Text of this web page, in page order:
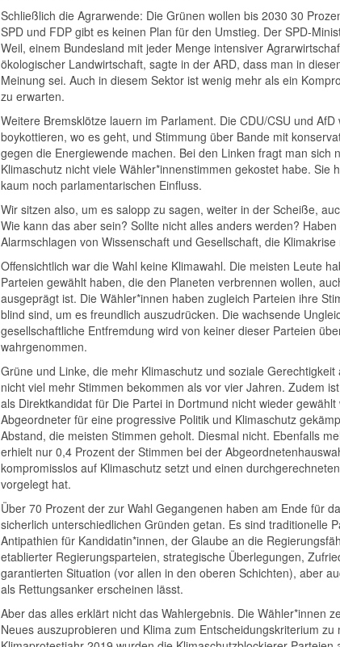
Schließlich die Agrarwende: Die Grünen wollen bis 2030 30
SPD und FDP gibt es keinen Plan für den Umstieg. Der SPD-
Weil, einem Bundesland mit jeder Menge intensiver
ökologischer Landwirtschaft, sagte in der ARD, dass man in
Meinung sei. Auch in diesem Sektor ist wenig mehr als ein
zu erwarten.
Weitere Bremsklötze lauern im Parlament. Die CDU/CSU und
boykottieren, wo es geht, und Stimmung über Bande mit
gegen die Energiewende machen. Bei den Linken fragt man sich
Klimaschutz nicht viele Wähler*innenstimmen gekostet habe. Sie
kaum noch parlamentarischen Einfluss.
Wir sitzen also, um es salopp zu sagen, weiter in der Scheiße,
Wie kann das aber sein? Sollte nicht alles anders werden?
Alarmschlagen von Wissenschaft und Gesellschaft, die
Offensichtlich war die Wahl keine Klimawahl. Die meisten Leute
Parteien gewählt haben, die den Planeten verbrennen wollen,
ausgeprägt ist. Die Wähler*innen haben zugleich Parteien ihre
blind sind, um es freundlich auszudrücken. Die wachsende
gesellschaftliche Entfremdung wird von keiner dieser Parteien
wahrgenommen.
Grüne und Linke, die mehr Klimaschutz und soziale
nicht viel mehr Stimmen bekommen als vor vier Jahren. Zudem
als Direktkandidat für Die Partei in Dortmund nicht wieder
Abgeordneter für eine progressive Politik und Klimaschutz
Abstand, die meisten Stimmen geholt. Diesmal nicht. Ebenfalls
erhielt nur 0,4 Prozent der Stimmen bei der
kompromisslos auf Klimaschutz setzt und einen
vorgelegt hat.
Über 70 Prozent der zur Wahl Gegangenen haben am Ende für
sicherlich unterschiedlichen Gründen getan. Es sind traditionelle
Antipathien für Kandidatin*innen, der Glaube an die
etablierter Regierungsparteien, strategische Überlegungen,
garantierten Situation (vor allen in den oberen Schichten), aber
als Rettungsanker erscheinen lässt.
Aber das alles erklärt nicht das Wahlergebnis. Die Wähler*innen
Neues auszuprobieren und Klima zum Entscheidungskriterium